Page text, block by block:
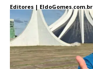
Editores | EldoGomes.com.br